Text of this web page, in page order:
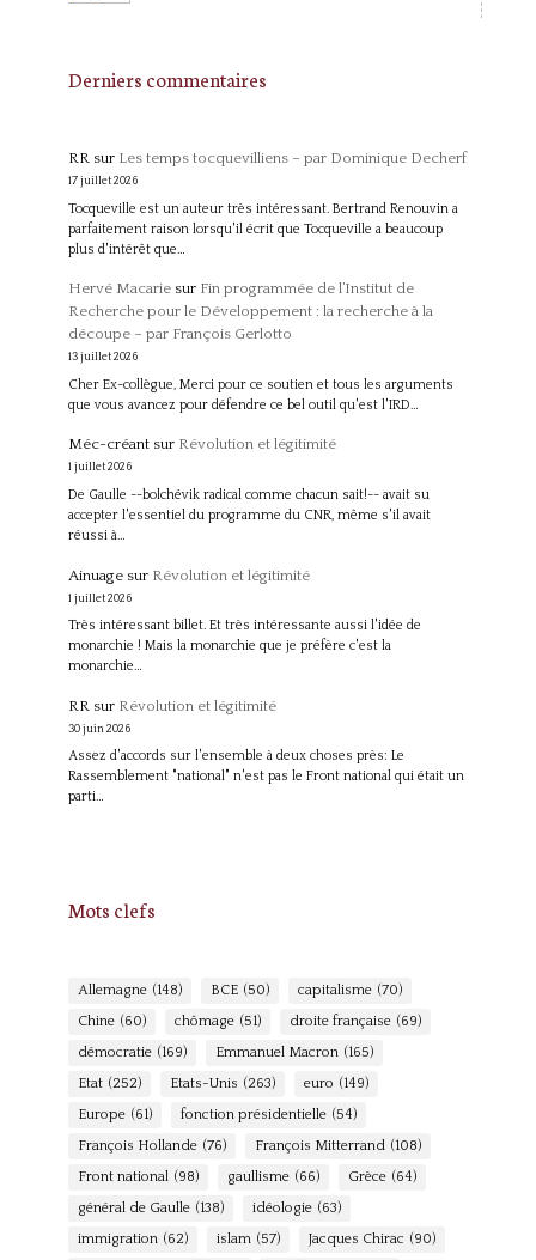
Derniers commentaires
RRsur Les temps tocquevilliens – par Dominique Decherf
17 juillet 2026
Tocqueville est un auteur très intéressant. Bertrand Renouvin a
parfaitement raison lorsqu'il écrit que Tocqueville a beaucoup
plus d'intérêt que…
Hervé Macariesur Fin programmée de l’Institut de
Recherche pour le Développement : la recherche à la
découpe – par François Gerlotto
13 juillet 2026
Cher Ex-collègue, Merci pour ce soutien et tous les arguments
que vous avancez pour défendre ce bel outil qu'est l'IRD…
Méc-créantsur Révolution et légitimité
1 juillet 2026
De Gaulle --bolchévik radical comme chacun sait!-- avait su
accepter l'essentiel du programme du CNR, même s'il avait
réussi à…
Ainuagesur Révolution et légitimité
1 juillet 2026
Très intéressant billet. Et très intéressante aussi l'idée de
monarchie ! Mais la monarchie que je préfère c'est la
monarchie…
RR sur Révolution et légitimité
30 juin 2026
Assez d'accords sur l'ensemble à deux choses près: Le
Rassemblement "national" n'est pas le Front national qui était un
parti…
Mots clefs
Allemagne (148) BCE (50) capitalisme (70)
Chine (60) chômage (51) droite française (69)
démocratie (169) Emmanuel Macron (165)
Etat (252) Etats-Unis (263) euro (149)
Europe (61) fonction présidentielle (54)
François Hollande (76) François Mitterrand (108)
Front national (98) gaullisme (66) Grèce (64)
général de Gaulle (138) idéologie (63)
immigration (62) islam (57) Jacques Chirac (90)